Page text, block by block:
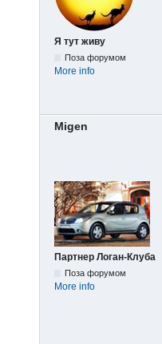
Я тут живу
Поза форумом
More info
Migen
Партнер Логан-Клуба
Поза форумом
More info